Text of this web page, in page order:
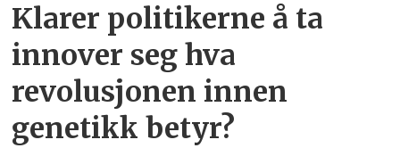
Klarer politikerne å ta
innover seg hva
revolusjonen innen
genetikk betyr?